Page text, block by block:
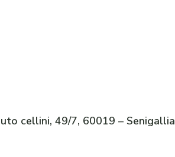
cellini, 49/7, 60019 – Senigallia